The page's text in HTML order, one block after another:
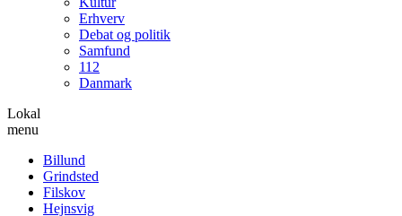
Erhverv
Debat og politik
Samfund
112
Danmark
Lokal
menu
Billund
Grindsted
Filskov
Hejnsvig